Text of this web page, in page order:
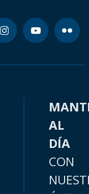
AL
DÍA
CON